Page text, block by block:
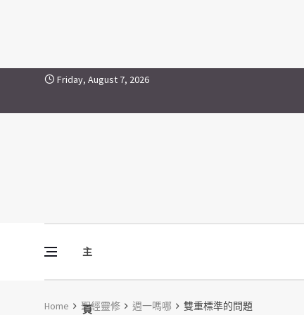
Skip to contentFriday, August 7, 2026
主
頁
Vine Media
葡萄樹傳媒
Home 聖經靈修 週一嗎哪 雙重標準的問題